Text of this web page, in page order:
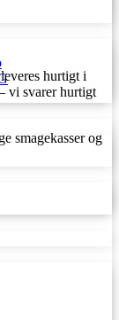
hurtigt i
vi svarer hurtigt
smagekasser og